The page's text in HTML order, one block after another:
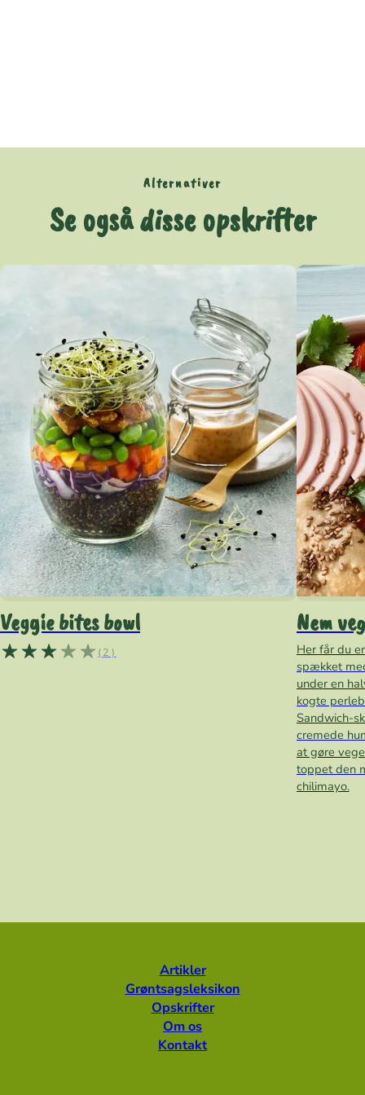
Alternativer
Se også disse opskrifter
Veggie bites bowl
(2)
Nem
Her får du
spækket
under en
kogte
Sandwich-
cremede
at gøre
toppet den
chilimayo.
Artikler
Grøntsagsleksikon
Opskrifter
Om os
Kontakt